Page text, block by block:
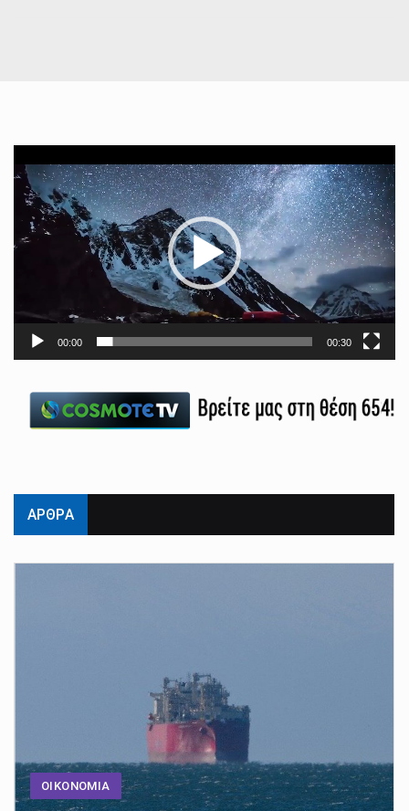
Αναπαραγωγής
Βίντεο
00:00 00:30
ΑΡΘΡΑ
ΟΙΚΟΝΟΜΙΑ